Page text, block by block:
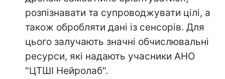
розпізнавати та супроводжувати цілі, а
також обробляти дані із сенсорів. Для
цього залучають значні обчислювальні
ресурси, які надають учасники АНО
"ЦТШІ Нейролаб".